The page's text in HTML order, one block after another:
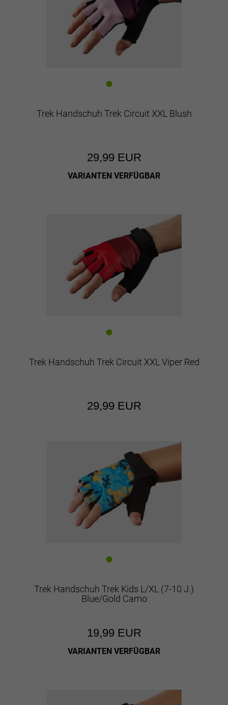
Trek Handschuh Trek Circuit XXL Blush
29,99 EUR
VARIANTEN VERFÜGBAR
Trek Handschuh Trek Circuit XXL Viper Red
29,99 EUR
Trek Handschuh Trek Kids L/XL (7-10 J.)
Blue/Gold Camo
19,99 EUR
VARIANTEN VERFÜGBAR